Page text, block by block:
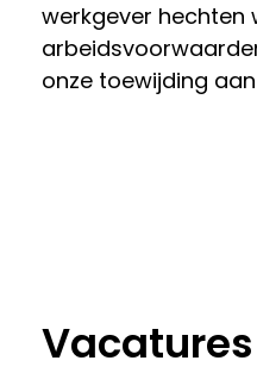
werkgever hechten
onze toewijding